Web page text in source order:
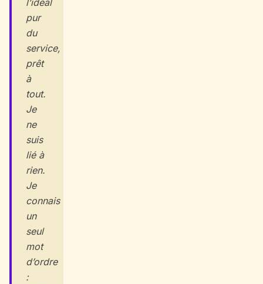
l’idéal
pur
du
service,
prêt
à
tout.
Je
ne
suis
lié à
rien.
Je
connais
un
seul
mot
d’ordre
: